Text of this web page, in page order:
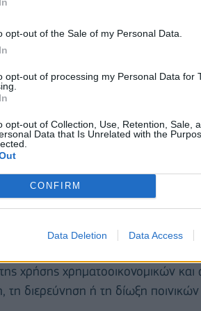
opt-out of the Sale of my Personal Data.
opt-out of processing my Personal Data for
opt-out of Collection, Use, Retention, Sale,
Data that Is Unrelated with the
CONFIRM
Data Deletion Data Access
του νομοσχεδίου: Εθνικός
κριτηρίων, έλεγχος φαρμακευτικής
Τσιάρα των νομοθετικών
Σχολής Δικαστικών
Σταϊκούρα των
με την έκδοση και τη
διανομή οργανισμών
χρήσης χρηματοοικονομικών
διερεύνηση ή τη δίωξη